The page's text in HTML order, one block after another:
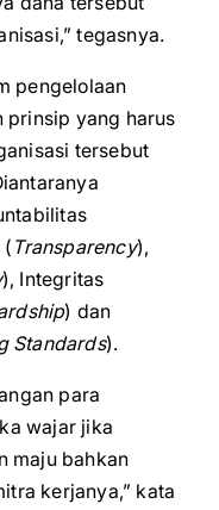
tegasnya.
pengelolaan
prinsip yang harus
tersebut
( Transparency),
), Integritas
) dan
Standards).
para
wajar jika
maju bahkan
kerjanya,” kata